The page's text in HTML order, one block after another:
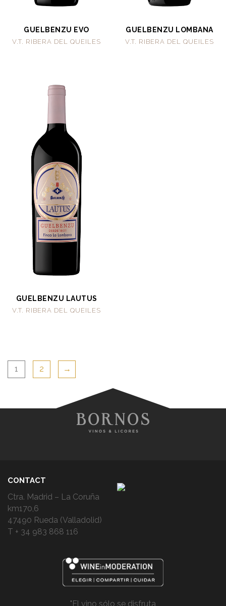
GUELBENZU EVO
V.T. RIBERA DEL QUEILES
GUELBENZU LOMBANA
V.T. RIBERA DEL QUEILES
GUELBENZU LAUTUS
V.T. RIBERA DEL QUEILES
1 2 →
CONTACT
Ctra. Madrid – La Coruña
km170,6
47490 Rueda (Valladolid)
T + 34 983 868 116
"El vino sólo se disfruta